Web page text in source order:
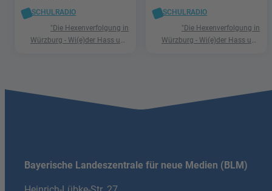
SCHULRADIO
"Die Hexenverfolgung in
Würzburg - Wi(e)der Hass und
SCHULRADIO
"Die Hexenverfolgung in
Würzburg - Wi(e)der Hass und
Bayerische Landeszentrale für neue Medien (BLM)